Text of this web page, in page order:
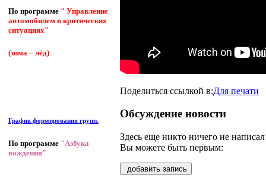
По программе " Управление
автомобилем в критических
ситуациях"
(зима – лёд)
График формирования групп.
По программе "Азбука
вождения"
Поделиться ссылкой в:Для печати
Обсуждение новости
Здесь еще никто ничего не
Вы можете быть первым:
добавить запись